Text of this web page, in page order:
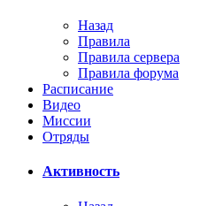
Назад
Правила
Правила сервера
Правила форума
Расписание
Видео
Миссии
Отряды
Активность